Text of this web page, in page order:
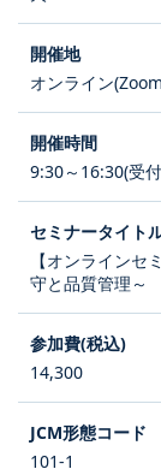
オンライン
9:30～16:30(受
【オンライン
守と品質管理～
14,300
101-1